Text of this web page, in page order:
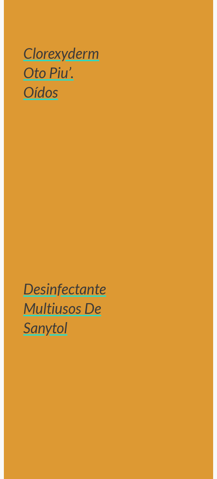
Clorexyderm
Oto Piu’.
Oídos
Desinfectante
Multiusos De
Sanytol